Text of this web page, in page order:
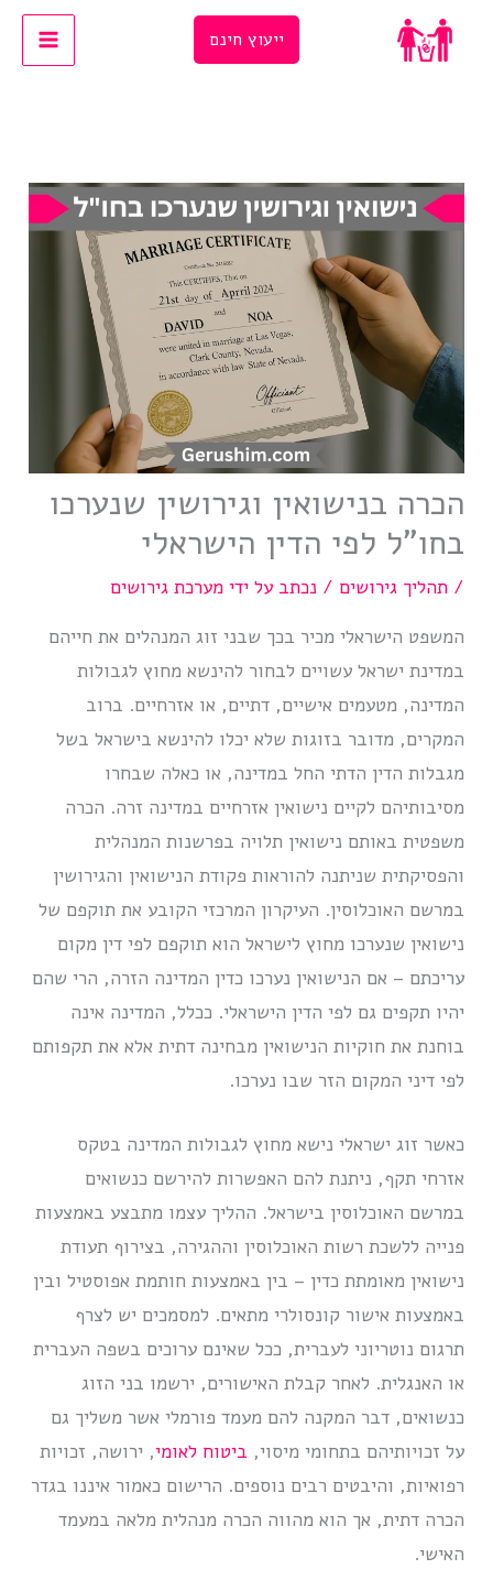
ייעוץ חינם
הכרה בנישואין וגירושין שנערכו
בחו”ל לפי הדין הישראלי
/תהליך גירושים / נכתב על ידימערכת גירושים
המשפט הישראלי מכיר בכך שבני זוג המנהלים את חייהם
במדינת ישראל עשויים לבחור להינשא מחוץ לגבולות
המדינה, מטעמים אישיים, דתיים, או אזרחיים. ברוב
המקרים, מדובר בזוגות שלא יכלו להינשא בישראל בשל
מגבלות הדין הדתי החל במדינה, או כאלה שבחרו
מסיבותיהם לקיים נישואין אזרחיים במדינה זרה. הכרה
משפטית באותם נישואין תלויה בפרשנות המנהלית
והפסיקתית שניתנה להוראות פקודת הנישואין והגירושין
במרשם האוכלוסין. העיקרון המרכזי הקובע את תוקפם של
נישואין שנערכו מחוץ לישראל הוא תוקפם לפי דין מקום
עריכתם – אם הנישואין נערכו כדין המדינה הזרה, הרי שהם
יהיו תקפים גם לפי הדין הישראלי. ככלל, המדינה אינה
בוחנת את חוקיות הנישואין מבחינה דתית אלא את תקפותם
לפי דיני המקום הזר שבו נערכו.
כאשר זוג ישראלי נישא מחוץ לגבולות המדינה בטקס
אזרחי תקף, ניתנת להם האפשרות להירשם כנשואים
במרשם האוכלוסין בישראל. ההליך עצמו מתבצע באמצעות
פנייה ללשכת רשות האוכלוסין וההגירה, בצירוף תעודת
נישואין מאומתת כדין – בין באמצעות חותמת אפוסטיל ובין
באמצעות אישור קונסולרי מתאים. למסמכים יש לצרף
תרגום נוטריוני לעברית, ככל שאינם ערוכים בשפה העברית
או האנגלית. לאחר קבלת האישורים, ירשמו בני הזוג
כנשואים, דבר המקנה להם מעמד פורמלי אשר משליך גם
על זכויותיהם בתחומי מיסוי, ביטוח לאומי, ירושה, זכויות
רפואיות, והיבטים רבים נוספים. הרישום כאמור איננו בגדר
הכרה דתית, אך הוא מהווה הכרה מנהלית מלאה במעמד
האישי.